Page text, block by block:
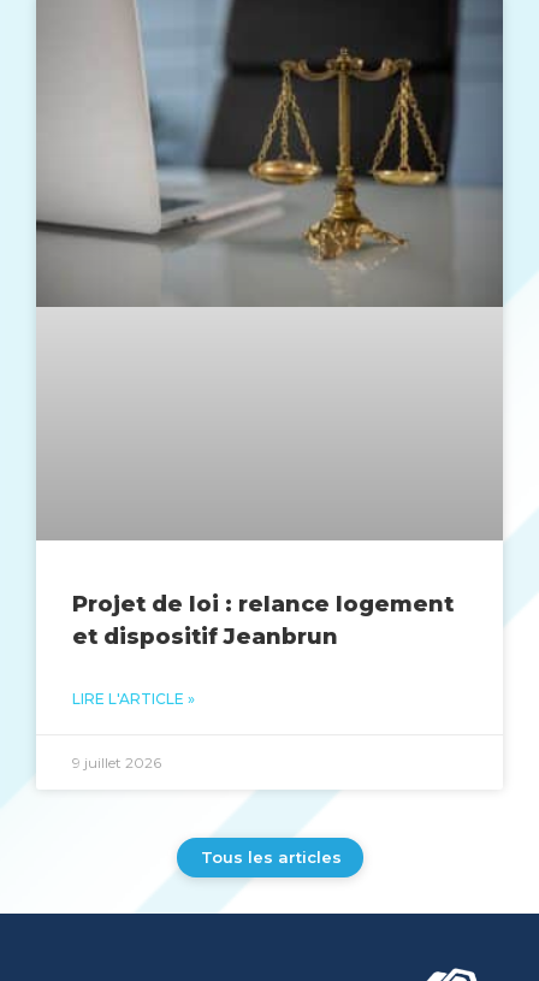
Projet de loi : relance logement
et dispositif Jeanbrun
LIRE L'ARTICLE »
9 juillet 2026
Tous les articles